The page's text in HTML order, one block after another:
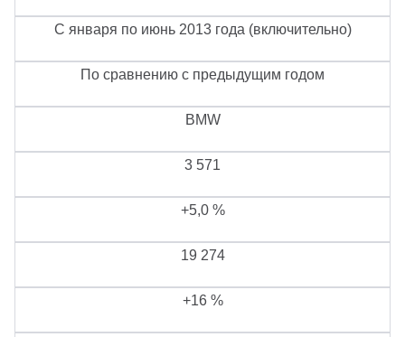
С января по июнь 2013 года (включительно)
По сравнению с предыдущим годом
BMW
3 571
+5,0 %
19 274
+16 %